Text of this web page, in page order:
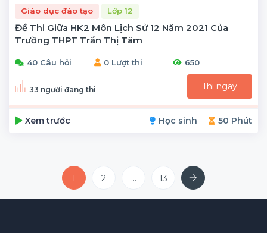
Giáo dục đào tạo Lớp 12
Đề Thi Giữa HK2 Môn Lịch Sử 12 Năm 2021 Của
Trường THPT Trần Thị Tâm
40 Câu hỏi 0 Lượt thi 650
33 người đang thi Thi ngay
Xem trước Học sinh 50 Phút
1 2 ... 13 Next